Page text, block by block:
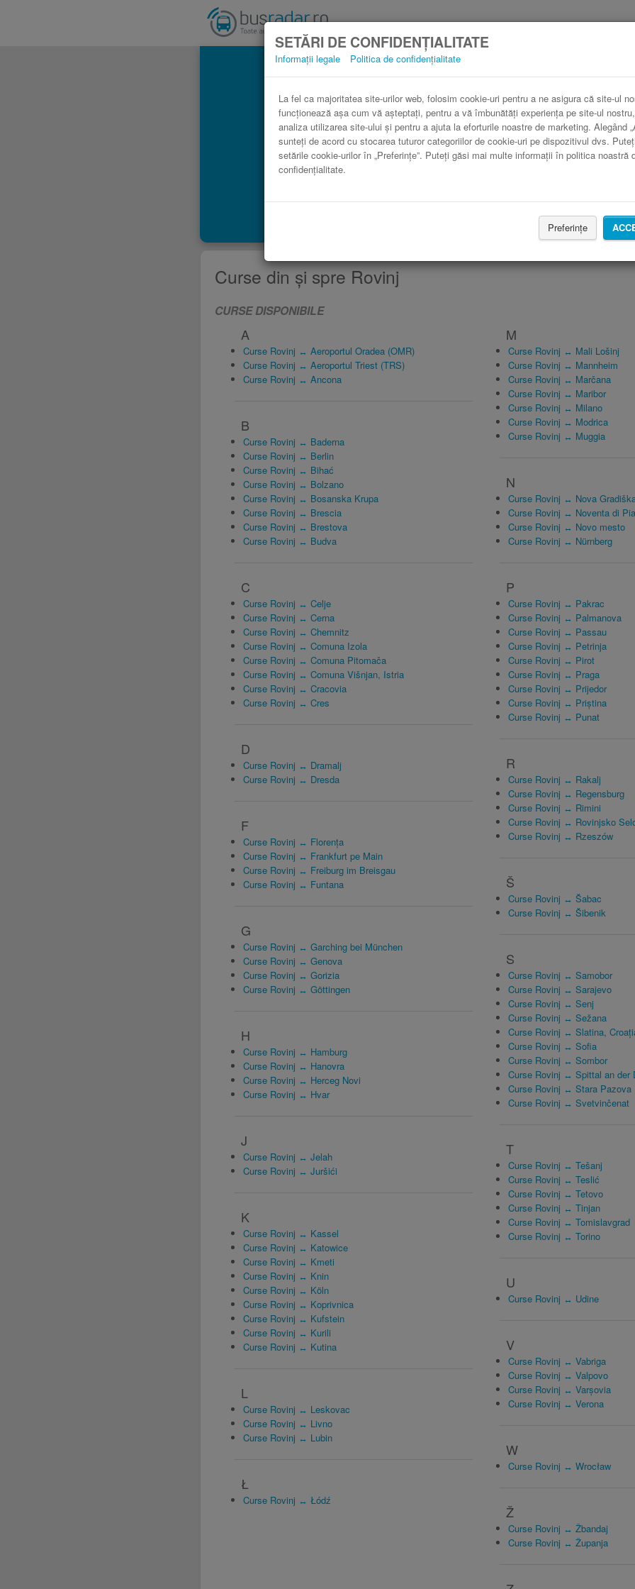
SETĂRI DE CONFIDENȚIALITATE
Informații legale Politica de confidențialitate
La fel ca majoritatea site-urilor web, folosim cookie-uri pentru a ne asigura că site-ul
funcționează așa cum vă așteptați, pentru a vă îmbunătăți experiența pe site-ul
analiza utilizarea site-ului și pentru a ajuta la eforturile noastre de marketing. Alegând
sunteți de acord cu stocarea tuturor categoriilor de cookie-uri pe dispozitivul dvs.
setările cookie-urilor în „Preferințe”. Puteți găsi mai multe informații în politica noastră
confidențialitate.
Preferințe
Curse din şi spre Rovinj
CURSE DISPONIBILE
A
Curse Rovinj ↔ Aeroportul Oradea (OMR)
Curse Rovinj ↔ Aeroportul Triest (TRS)
Curse Rovinj ↔ Ancona
B
Curse Rovinj ↔ Baderna
Curse Rovinj ↔ Berlin
Curse Rovinj ↔ Bihać
Curse Rovinj ↔ Bolzano
Curse Rovinj ↔ Bosanska Krupa
Curse Rovinj ↔ Brescia
Curse Rovinj ↔ Brestova
Curse Rovinj ↔ Budva
C
Curse Rovinj ↔ Celje
Curse Rovinj ↔ Cerna
Curse Rovinj ↔ Chemnitz
Curse Rovinj ↔ Comuna Izola
Curse Rovinj ↔ Comuna Pitomača
Curse Rovinj ↔ Comuna Višnjan, Istria
Curse Rovinj ↔ Cracovia
Curse Rovinj ↔ Cres
D
Curse Rovinj ↔ Dramalj
Curse Rovinj ↔ Dresda
F
Curse Rovinj ↔ Florența
Curse Rovinj ↔ Frankfurt pe Main
Curse Rovinj ↔ Freiburg im Breisgau
Curse Rovinj ↔ Funtana
G
Curse Rovinj ↔ Garching bei München
Curse Rovinj ↔ Genova
Curse Rovinj ↔ Gorizia
Curse Rovinj ↔ Göttingen
H
Curse Rovinj ↔ Hamburg
Curse Rovinj ↔ Hanovra
Curse Rovinj ↔ Herceg Novi
Curse Rovinj ↔ Hvar
J
Curse Rovinj ↔ Jelah
Curse Rovinj ↔ Juršići
K
Curse Rovinj ↔ Kassel
Curse Rovinj ↔ Katowice
Curse Rovinj ↔ Kmeti
Curse Rovinj ↔ Knin
Curse Rovinj ↔ Köln
Curse Rovinj ↔ Koprivnica
Curse Rovinj ↔ Kufstein
Curse Rovinj ↔ Kurili
Curse Rovinj ↔ Kutina
L
Curse Rovinj ↔ Leskovac
Curse Rovinj ↔ Livno
Curse Rovinj ↔ Lubin
Ł
Curse Rovinj ↔ Łódź
M
Curse Rovinj ↔ Mali Lošinj
Curse Rovinj ↔ Mannheim
Curse Rovinj ↔ Marčana
Curse Rovinj ↔ Maribor
Curse Rovinj ↔ Milano
Curse Rovinj ↔ Modrica
Curse Rovinj ↔ Muggia
N
Curse Rovinj ↔ Nova
Curse Rovinj ↔ Noventa di
Curse Rovinj ↔ Novo mesto
Curse Rovinj ↔ Nürnberg
P
Curse Rovinj ↔ Pakrac
Curse Rovinj ↔ Palmanova
Curse Rovinj ↔ Passau
Curse Rovinj ↔ Petrinja
Curse Rovinj ↔ Pirot
Curse Rovinj ↔ Praga
Curse Rovinj ↔ Prijedor
Curse Rovinj ↔ Priștina
Curse Rovinj ↔ Punat
R
Curse Rovinj ↔ Rakalj
Curse Rovinj ↔ Regensburg
Curse Rovinj ↔ Rimini
Curse Rovinj ↔ Rovinjsko
Curse Rovinj ↔ Rzeszów
Š
Curse Rovinj ↔ Šabac
Curse Rovinj ↔ Šibenik
S
Curse Rovinj ↔ Samobor
Curse Rovinj ↔ Sarajevo
Curse Rovinj ↔ Senj
Curse Rovinj ↔ Sežana
Curse Rovinj ↔ Slatina,
Curse Rovinj ↔ Sofia
Curse Rovinj ↔ Sombor
Curse Rovinj ↔ Spittal an der
Curse Rovinj ↔ Stara Pazova
Curse Rovinj ↔ Svetvinčenat
T
Curse Rovinj ↔ Tešanj
Curse Rovinj ↔ Teslić
Curse Rovinj ↔ Tetovo
Curse Rovinj ↔ Tinjan
Curse Rovinj ↔ Tomislavgrad
Curse Rovinj ↔ Torino
U
Curse Rovinj ↔ Udine
V
Curse Rovinj ↔ Vabriga
Curse Rovinj ↔ Valpovo
Curse Rovinj ↔ Varșovia
Curse Rovinj ↔ Verona
W
Curse Rovinj ↔ Wrocław
Ž
Curse Rovinj ↔ Žbandaj
Curse Rovinj ↔ Županja